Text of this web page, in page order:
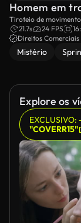
Homem em
Tiroteio de
alta.21.7s 24 FPS
Direitos Comerciais
Mistério
Explore os
EXCLUSIVO:
"COVERR15"